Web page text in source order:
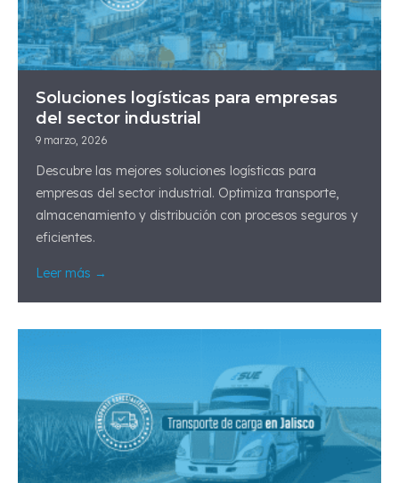
Soluciones logísticas para empresas
del sector industrial
9 marzo, 2026
Descubre las mejores soluciones logísticas para
empresas del sector industrial. Optimiza transporte,
almacenamiento y distribución con procesos seguros y
eficientes.
Leer más →